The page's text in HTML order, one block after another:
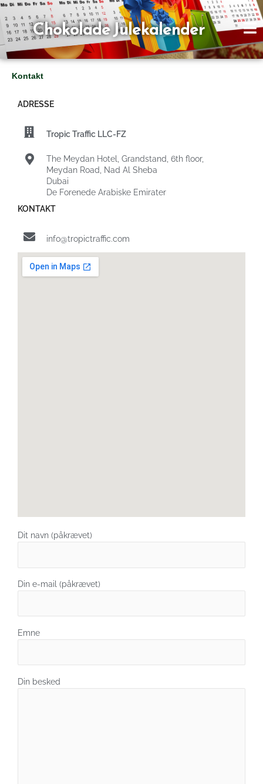
Gå
til
indholdetChokolade Julekalender
Kontakt
ADRESSE
Tropic Traffic LLC-FZ
The Meydan Hotel, Grandstand, 6th floor,
Meydan Road, Nad Al Sheba
Dubai
De Forenede Arabiske Emirater
KONTAKT
info@tropictraffic.com
Dit navn (påkrævet)
Din e-mail (påkrævet)
Emne
Din besked